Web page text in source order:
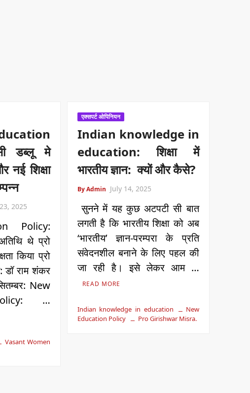
डब्लू मे
नई शिक्षा
2025
Policy:
थे प्रो
किया प्रो
डॉ राम शंकर
New
…
Vasant Women
एक्सपर्ट ओपिनियन
Indian knowledge in
education: शिक्षा में
भारतीय ज्ञान: क्यों और कैसे?
By Admin July 14, 2025
सुनने में यह कुछ अटपटी सी बात
लगती है कि भारतीय शिक्षा को अब
‘भारतीय’ ज्ञान-परम्परा के प्रति
संवेदनशील बनाने के लिए पहल की
जा रही है। इसे लेकर आम …
READ MORE
Indian knowledge in education
New
Education Policy
Pro Girishwar Misra.